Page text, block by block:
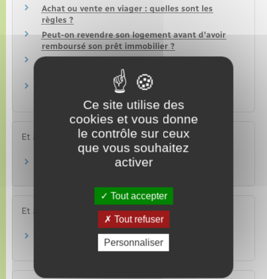
Achat ou vente en viager : quelles sont les
règles ?
Peut-on revendre son logement avant d'avoir
remboursé son prêt immobilier ?
Que faire lorsque l'on a perdu l'acte de
propriété de son logement ?
Quelles sont les obligations de l'agent
immobilier ?
Et aussi
Droit de préemption urbain (DPU)
Et aussi
Achat d'un terrain
Ce site utilise des
cookies et vous donne
le contrôle sur ceux
que vous souhaitez
activer
Tout accepter
Tout refuser
Personnaliser